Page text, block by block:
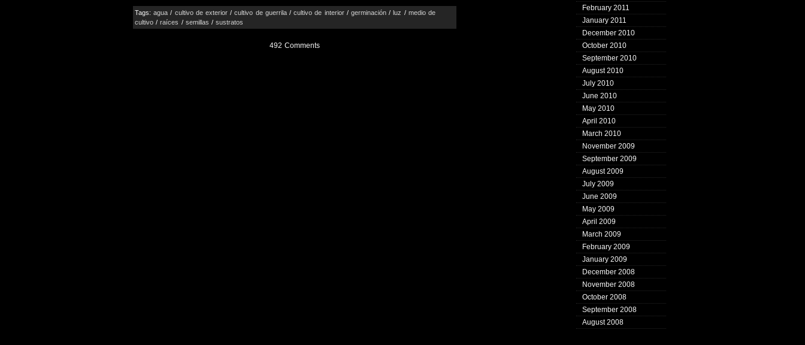
Tags:agua / cultivo de exterior /cultivo de guerrila/cultivo de interior/germinación /luz / medio de
cultivo /raíces / semillas /sustratos
492 Comments
February 2011
January 2011
December 2010
October 2010
September 2010
August 2010
July 2010
June 2010
May 2010
April 2010
March 2010
November 2009
September 2009
August 2009
July 2009
June 2009
May 2009
April 2009
March 2009
February 2009
January 2009
December 2008
November 2008
October 2008
September 2008
August 2008